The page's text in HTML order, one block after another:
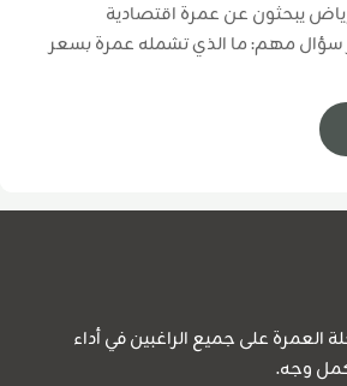
يبحثون عن عمرة اقتصادية
مهم: ما الذي تشمله عمرة بسعر
على جميع الراغبين في أداء
وجه.